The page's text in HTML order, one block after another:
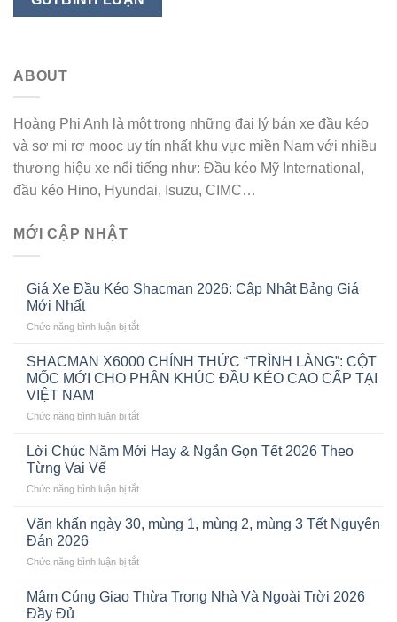
ABOUT
Hoàng Phi Anh là một trong những đại lý bán xe đầu kéo
và sơ mi rơ mooc uy tín nhất khu vực miền Nam với nhiều
thương hiệu xe nổi tiếng như: Đầu kéo Mỹ International,
đầu kéo Hino, Hyundai, Isuzu, CIMC…
MỚI CẬP NHẬT
Giá Xe Đầu Kéo Shacman 2026: Cập Nhật Bảng Giá
Mới Nhất
Chức năng bình luận bị tắtở
Xe
Đầu
Kéo
2026:
Nhật
Mới
SHACMAN X6000 CHÍNH THỨC “TRÌNH LÀNG”: CỘT
MỐC MỚI CHO PHÂN KHÚC ĐẦU KÉO CAO CẤP TẠI
VIỆT NAM
Chức năng bình luận bị tắtở
X6000
“TRÌNH
CỘT
CHO
KHÚC
Lời Chúc Năm Mới Hay & Ngắn Gọn Tết 2026 Theo
Từng Vai Vế
Chức năng bình luận bị tắtở
Chúc
Năm
Hay
Ngắn
Văn khấn ngày 30, mùng 1, mùng 2, mùng 3 Tết Nguyên
Đán 2026
Chức năng bình luận bị tắtở
khấn
Mâm Cúng Giao Thừa Trong Nhà Và Ngoài Trời 2026
Đầy Đủ